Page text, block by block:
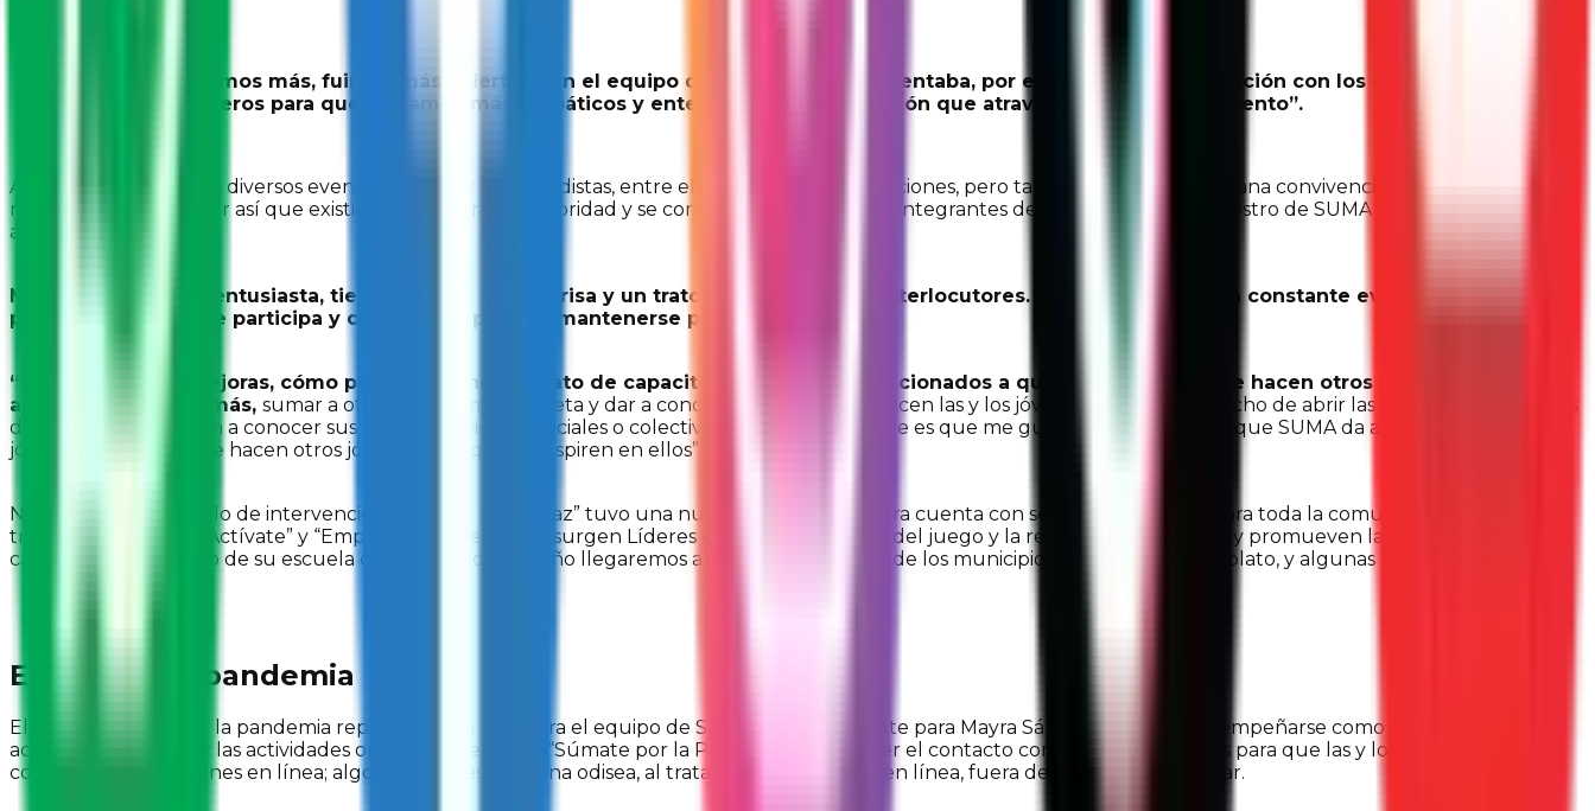
“Nos sensibilizamos más, fuimos más abiertos con el equipo de trabajo. Si se presentaba, por ejemplo, alguna situación con los chicos, hablaba
con los compañeros para que fuéramos más empáticos y entendiéramos la situación que atravesaban en ese momento”.
Así, surgieron también diversos eventos para las y los brigadistas, entre ellos talleres y capacitaciones, pero también reuniones de sana convivencia para generar una
mayor cercanía y evitar así que existiera una figura de autoridad y se consideraran, en cambio, integrantes de SUMA, pues son el rostro de SUMA ante las y los
adolescentes.
Mayra es una joven entusiasta, tiene siempre una sonrisa y un trato amable para sus interlocutores. Se debe, indica, a la constante evolución de los
proyectos en los que participa y con los que procura mantenerse propositiva y alegre.
“Trato de buscar mejoras, cómo podemos innovar, trato de capacitarme en temas relacionados a que hacemos y lo que hacen otros compañeros para
aportar un poquito más, sumar a otros en una misma meta y dar a conocer qué es lo que hacen las y los jóvenes. También el hecho de abrir las puertas a los jóvenes
de Culiacán y que den a conocer sus emprendimientos sociales o colectivos. Lo más importante es que me gusta, disfruto mucho que SUMA da a conocer a otros
jóvenes lo positivo que hacen otros jóvenes para que se inspiren en ellos”, comenta.
Nuestro actual modelo de intervención “Súmate por la Paz” tuvo una nueva evolución y ahora cuenta con sesiones de trabajo para toda la comunidad estudiantil a
través de “Súmete”, “Actívate” y “Empodérate”, de donde surgen Líderes de Paz que a través del juego y la reflexión emprenden y promueven la acción en diversas
causas sociales dentro de su escuela o comunidad. Este año llegaremos a casi 30 secundarias de los municipios de Culiacán y Navolato, y algunas de sus sindicaturas.
El reto de la pandemia
El confinamiento por la pandemia representó un reto para el equipo de SUMA, principalmente para Mayra Sánchez, pues al desempeñarse como coordinadora de
actividades en línea y las actividades operativas del taller “Súmate por la Paz”, debía mantener el contacto con las y los directores para que las y los estudiantes
continuaran las sesiones en línea; algo que representó una odisea, al tratarse de actividades en línea, fuera de la operación escolar.